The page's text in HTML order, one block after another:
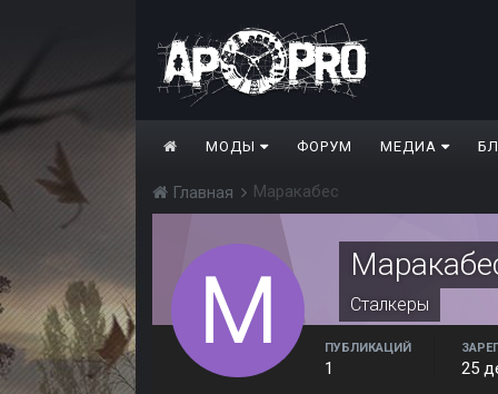
МОДЫ ФОРУМ МЕДИА
Главная Маракабес
Сталкеры
ПУБЛИКАЦИЙ
1 25